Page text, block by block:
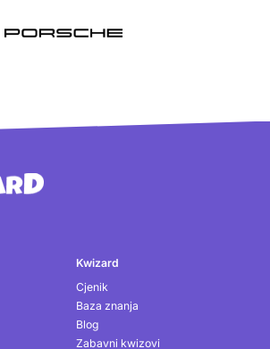
Kwizard
Cjenik
Baza znanja
Blog
Zabavni kwizovi